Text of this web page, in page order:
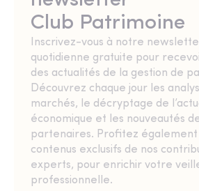
Club Patrimoine
Inscrivez-vous à notre
quotidienne gratuite pour
des actualités de la gestion de
Découvrez chaque jour les
marchés, le décryptage de
économique et les nouveautés
partenaires. Profitez également
contenus exclusifs de nos
experts, pour enrichir votre
professionnelle.